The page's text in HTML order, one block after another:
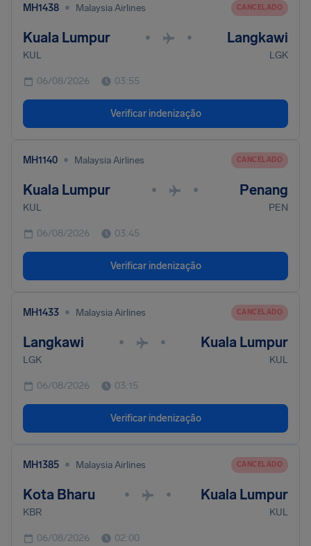
MH1438 • Malaysia Airlines CANCELADO
Kuala Lumpur • • Langkawi
KUL LGK
06/08/2026 03:55
Verificar indenização
MH1140 • Malaysia Airlines CANCELADO
Kuala Lumpur • • Penang
KUL PEN
06/08/2026 03:45
Verificar indenização
MH1433 • Malaysia Airlines CANCELADO
Langkawi • • Kuala Lumpur
LGK KUL
06/08/2026 03:15
Verificar indenização
MH1385 • Malaysia Airlines CANCELADO
Kota Bharu • • Kuala Lumpur
KBR KUL
06/08/2026 02:00